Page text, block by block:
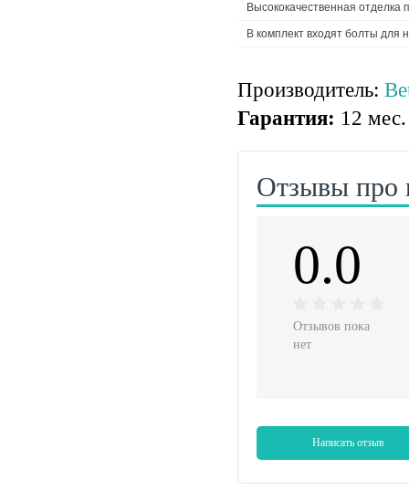
Высококачественная отделка
В комплект входят болты для
Производитель:
Гарантия: 12 мес.
Отзывы про
0.0
Отзывов пока
нет
Написать отзыв